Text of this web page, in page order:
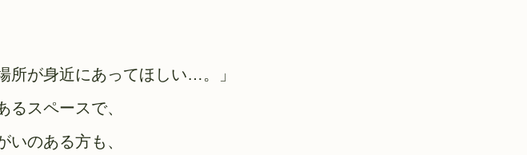
所が身近にあってほしい…。」
スペースで、
のある方も、